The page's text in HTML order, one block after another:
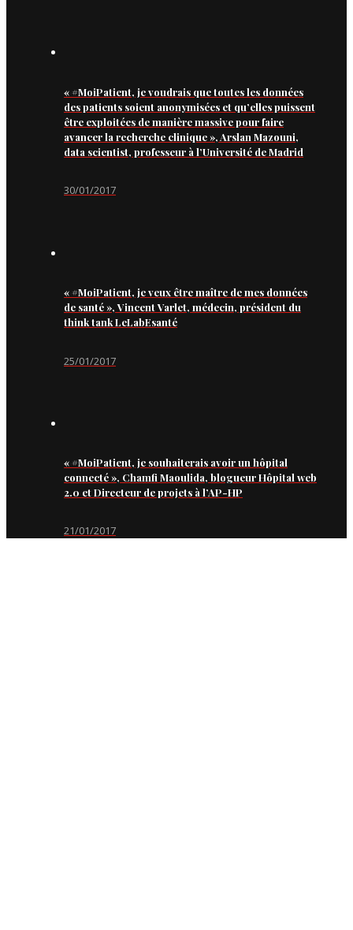
« #MoiPatient, je voudrais que toutes les données
des patients soient anonymisées et qu’elles puissent
être exploitées de manière massive pour faire
avancer la recherche clinique », Arslan Mazouni,
data scientist, professeur à l’Université de Madrid
30/01/2017
« #MoiPatient, je veux être maître de mes données
de santé », Vincent Varlet, médecin, président du
think tank LeLabEsanté
25/01/2017
« #MoiPatient, je souhaiterais avoir un hôpital
connecté », Chamfi Maoulida, blogueur Hôpital web
2.0 et Directeur de projets à l’AP-HP
21/01/2017